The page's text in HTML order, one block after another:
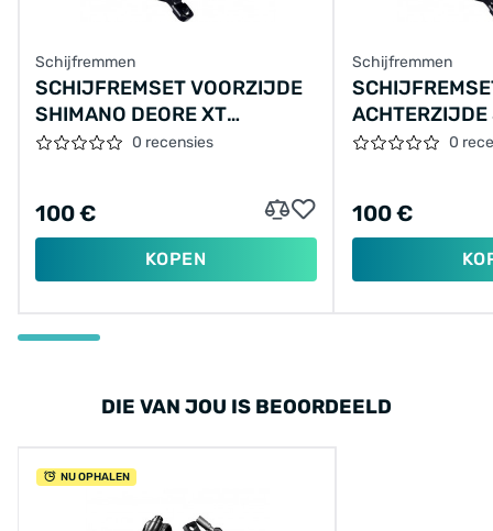
Schijfremmen
SCHIJFREMSET VOORZIJDE
SHIMANO DEORE XT
M8100/T8100 I-SPEC -
(WERKPLAATSVERPAKKING)
0 recensies
100 €
KOPEN
Schijfremmen
ACHTERZIJDE
DEORE XT0
100 €
DIE VAN JOU IS BEOORDEELD
NU OPHALEN